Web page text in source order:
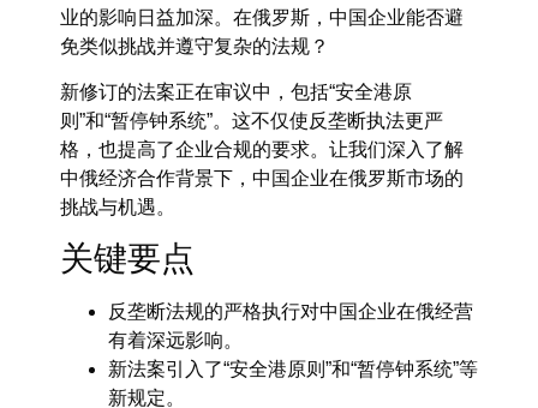
业的影响日益加深。在俄罗斯，中国企业能否避
免类似挑战并遵守复杂的法规？
新修订的法案正在审议中，包括“安全港原
则”和“暂停钟系统”。这不仅使反垄断执法更严
格，也提高了企业合规的要求。让我们深入了解
中俄经济合作背景下，中国企业在俄罗斯市场的
挑战与机遇。
关键要点
反垄断法规的严格执行对中国企业在俄经营
有着深远影响。
新法案引入了“安全港原则”和“暂停钟系统”等
新规定。